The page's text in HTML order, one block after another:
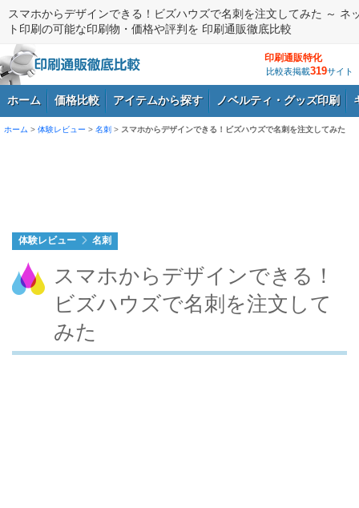
スマホからデザインできる！ビズハウズで名刺を注文してみた ～ ネ
ト印刷の可能な印刷物・価格や評判を 印刷通販徹底比較
印刷通販特化
比較表掲載319サイト
ホーム 価格比較 アイテムから探す ノベルティ・グッズ印刷
ホーム > 体験レビュー > 名刺 > スマホからデザインできる！ビズハウズで名刺を注文してみた
体験レビュー 名刺
スマホからデザインできる！
ビズハウズで名刺を注文して
みた